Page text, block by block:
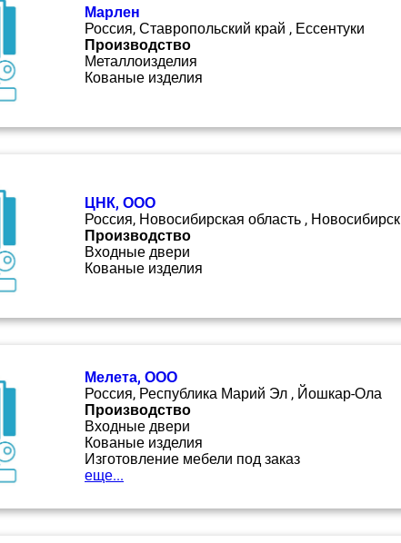
Марлен
Россия, Ставропольский край , Ессентуки
Производство
Металлоизделия
Кованые изделия
ЦНК, ООО
Россия, Новосибирская область , Новосибирск
Производство
Входные двери
Кованые изделия
Мелета, ООО
Россия, Республика Марий Эл , Йошкар-Ола
Производство
Входные двери
Кованые изделия
Изготовление мебели под заказ
еще...